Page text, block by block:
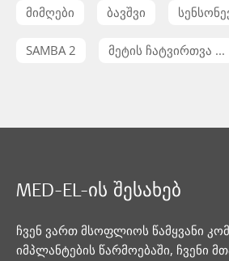
მიმღები ბავშვი
SAMBA 2 მეტის ჩატვირთვა ...
MED-EL-ის შესახებ
ჩვენ ვართ მსოფლიოს წამყვანი
იმპლანტების წარმოებაში, ჩვენი